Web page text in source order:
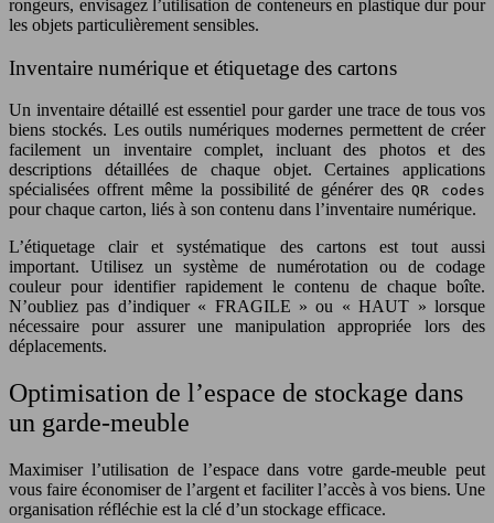
rongeurs, envisagez l’utilisation de conteneurs en plastique dur pour
les objets particulièrement sensibles.
Inventaire numérique et étiquetage des cartons
Un inventaire détaillé est essentiel pour garder une trace de tous vos
biens stockés. Les outils numériques modernes permettent de créer
facilement un inventaire complet, incluant des photos et des
descriptions détaillées de chaque objet. Certaines applications
spécialisées offrent même la possibilité de générer desQR codes
pour chaque carton, liés à son contenu dans l’inventaire numérique.
L’étiquetage clair et systématique des cartons est tout aussi
important. Utilisez un système de numérotation ou de codage
couleur pour identifier rapidement le contenu de chaque boîte.
N’oubliez pas d’indiquer « FRAGILE » ou « HAUT » lorsque
nécessaire pour assurer une manipulation appropriée lors des
déplacements.
Optimisation de l’espace de stockage dans
un garde-meuble
Maximiser l’utilisation de l’espace dans votre garde-meuble peut
vous faire économiser de l’argent et faciliter l’accès à vos biens. Une
organisation réfléchie est la clé d’un stockage efficace.